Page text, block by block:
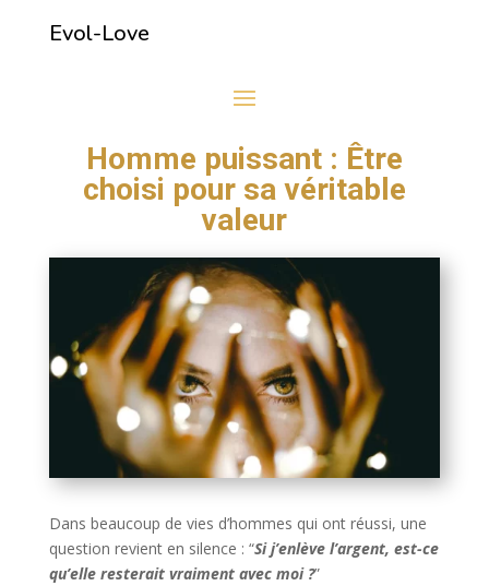
Evol-Love
Homme puissant : Être
choisi pour sa véritable
valeur
Dans beaucoup de vies d’hommes qui ont réussi, une
question revient en silence : “Si j’enlève l’argent, est-ce
qu’elle resterait vraiment avec moi ?”